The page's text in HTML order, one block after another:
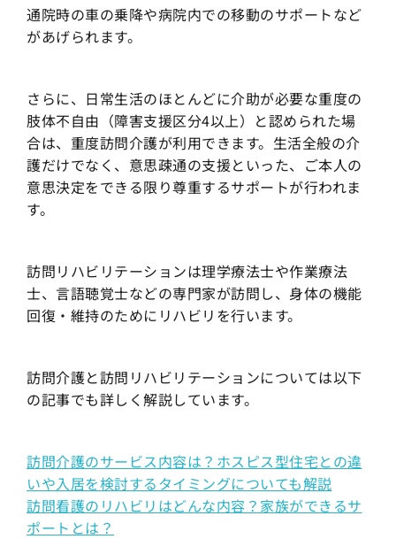
通院時の車の乗降や病院内での移動のサポートなど
があげられます。
さらに、日常生活のほとんどに介助が必要な重度の
肢体不自由（障害支援区分4以上）と認められた場
合は、重度訪問介護が利用できます。生活全般の介
護だけでなく、意思疎通の支援といった、ご本人の
意思決定をできる限り尊重するサポートが行われま
す。
訪問リハビリテーションは理学療法士や作業療法
士、言語聴覚士などの専門家が訪問し、身体の機能
回復・維持のためにリハビリを行います。
訪問介護と訪問リハビリテーションについては以下
の記事でも詳しく解説しています。
訪問介護のサービス内容は？ホスピス型住宅との違
いや入居を検討するタイミングについても解説
訪問看護のリハビリはどんな内容？家族ができるサ
ポートとは？